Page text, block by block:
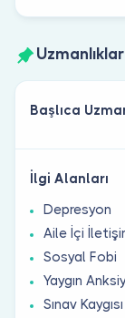
Uzmanlıklar
Başlıca
İlgi Alanları
Depresyon
Aile İçi
Sosyal Fobi
Yaygın
Sınav Kaygısı